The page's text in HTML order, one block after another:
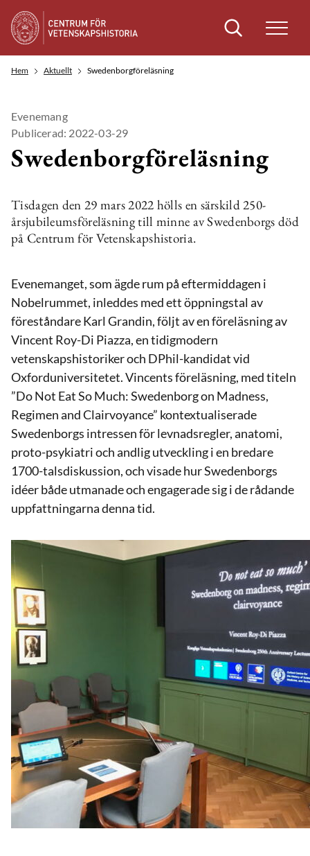
Sök
Hem Aktuellt Swedenborgföreläsning
Evenemang
Publicerad: 2022-03-29
Swedenborgföreläsning
Tisdagen den 29 mars 2022 hölls en särskild 250-
årsjubileumsföreläsning till minne av Swedenborgs död
på Centrum för Vetenskapshistoria.
Evenemanget, som ägde rum på eftermiddagen i
Nobelrummet, inleddes med ett öppningstal av
föreståndare Karl Grandin, följt av en föreläsning av
Vincent Roy-Di Piazza, en tidigmodern
vetenskapshistoriker och DPhil-kandidat vid
Oxforduniversitetet. Vincents föreläsning, med titeln
”Do Not Eat So Much: Swedenborg on Madness,
Regimen and Clairvoyance” kontextualiserade
Swedenborgs intressen för levnadsregler, anatomi,
proto-psykiatri och andlig utveckling i en bredare
1700-talsdiskussion, och visade hur Swedenborgs
idéer både utmanade och engagerade sig i de rådande
uppfattningarna denna tid.